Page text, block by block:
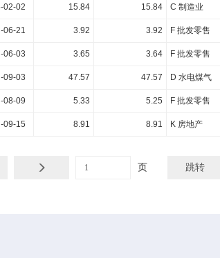
02-02 15.84 15.84 C 制造业
06-21 3.92 3.92 F 批发零售
06-03 3.65 3.64 F 批发零售
09-03 47.57 47.57 D 水电煤气
08-09 5.33 5.25 F 批发零售
09-15 8.91 8.91 K 房地产